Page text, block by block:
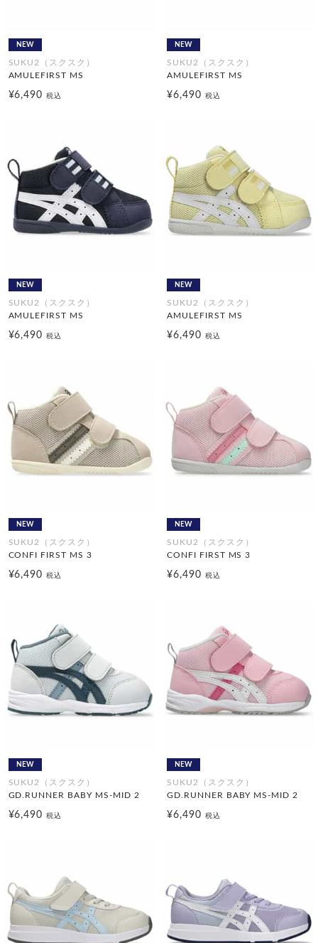
NEW
SUKU2（スクスク）
AMULEFIRST MS
¥6,490税込
NEW
SUKU2（スクスク）
AMULEFIRST MS
¥6,490 税込
NEW
SUKU2（スクスク）
AMULEFIRST MS
¥6,490税込
NEW
SUKU2（スクスク）
AMULEFIRST MS
¥6,490 税込
NEW
SUKU2（スクスク）
CONFI FIRST MS 3
¥6,490税込
NEW
SUKU2（スクスク）
CONFI FIRST MS 3
¥6,490 税込
NEW
SUKU2（スクスク）
GD.RUNNER BABY MS-MID 2
¥6,490税込
NEW
SUKU2（スクスク）
GD.RUNNER BABY MS-MID 2
¥6,490 税込